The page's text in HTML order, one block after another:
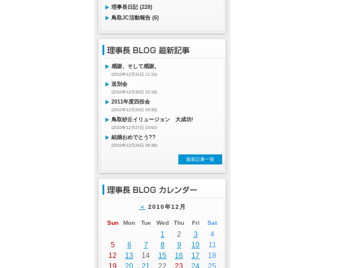
理事長日記 (228)
鳥取JC活動報告 (6)
感謝、そして感謝。
(2010年12月31日 11:15)
送別会
(2010年12月30日 10:18)
2011年度四役会
(2010年12月29日 09:30)
鳥取砂丘イリュージョン 大成功!
(2010年12月27日 10:50)
結婚おめでとう??
(2010年12月24日 09:38)
最新記事一覧
＜ 2010年12月
Sun Mon Tue Wed Thu Fri Sat
1 2 3
4
5
6 7 8 9 10
11
12
13 14 15 16 17
18